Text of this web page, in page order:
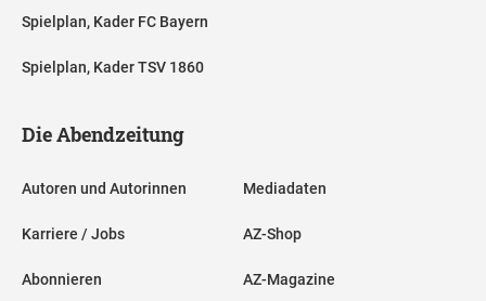
Spielplan, Kader FC Bayern
Spielplan, Kader TSV 1860
Die Abendzeitung
Autoren und Autorinnen
Karriere / Jobs
Abonnieren
Mediadaten
AZ-Shop
AZ-Magazine